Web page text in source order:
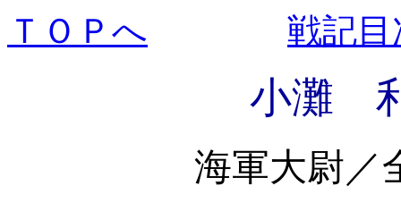
ＴＯＰへ 戦記
小灘
海軍大尉